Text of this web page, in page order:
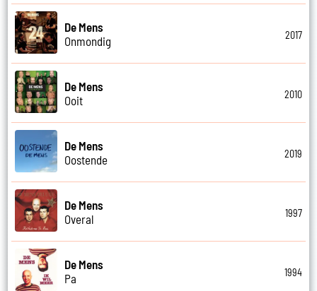
De Mens
Onmondig
2017
De Mens
Ooit
2010
De Mens
Oostende
2019
De Mens
Overal
1997
De Mens
Pa
1994